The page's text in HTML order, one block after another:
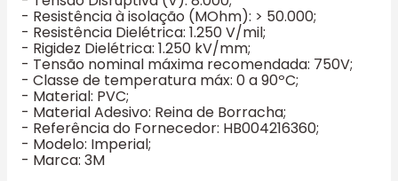
- Resistência à isolação (MOhm): > 50.000;
- Resistência Dielétrica: 1.250 V/mil;
- Rigidez Dielétrica: 1.250 kV/mm;
- Tensão nominal máxima recomendada: 750V;
- Classe de temperatura máx: 0 a 90ºC;
- Material: PVC;
- Material Adesivo: Reina de Borracha;
- Referência do Fornecedor: HB004216360;
- Modelo: Imperial;
- Marca: 3M